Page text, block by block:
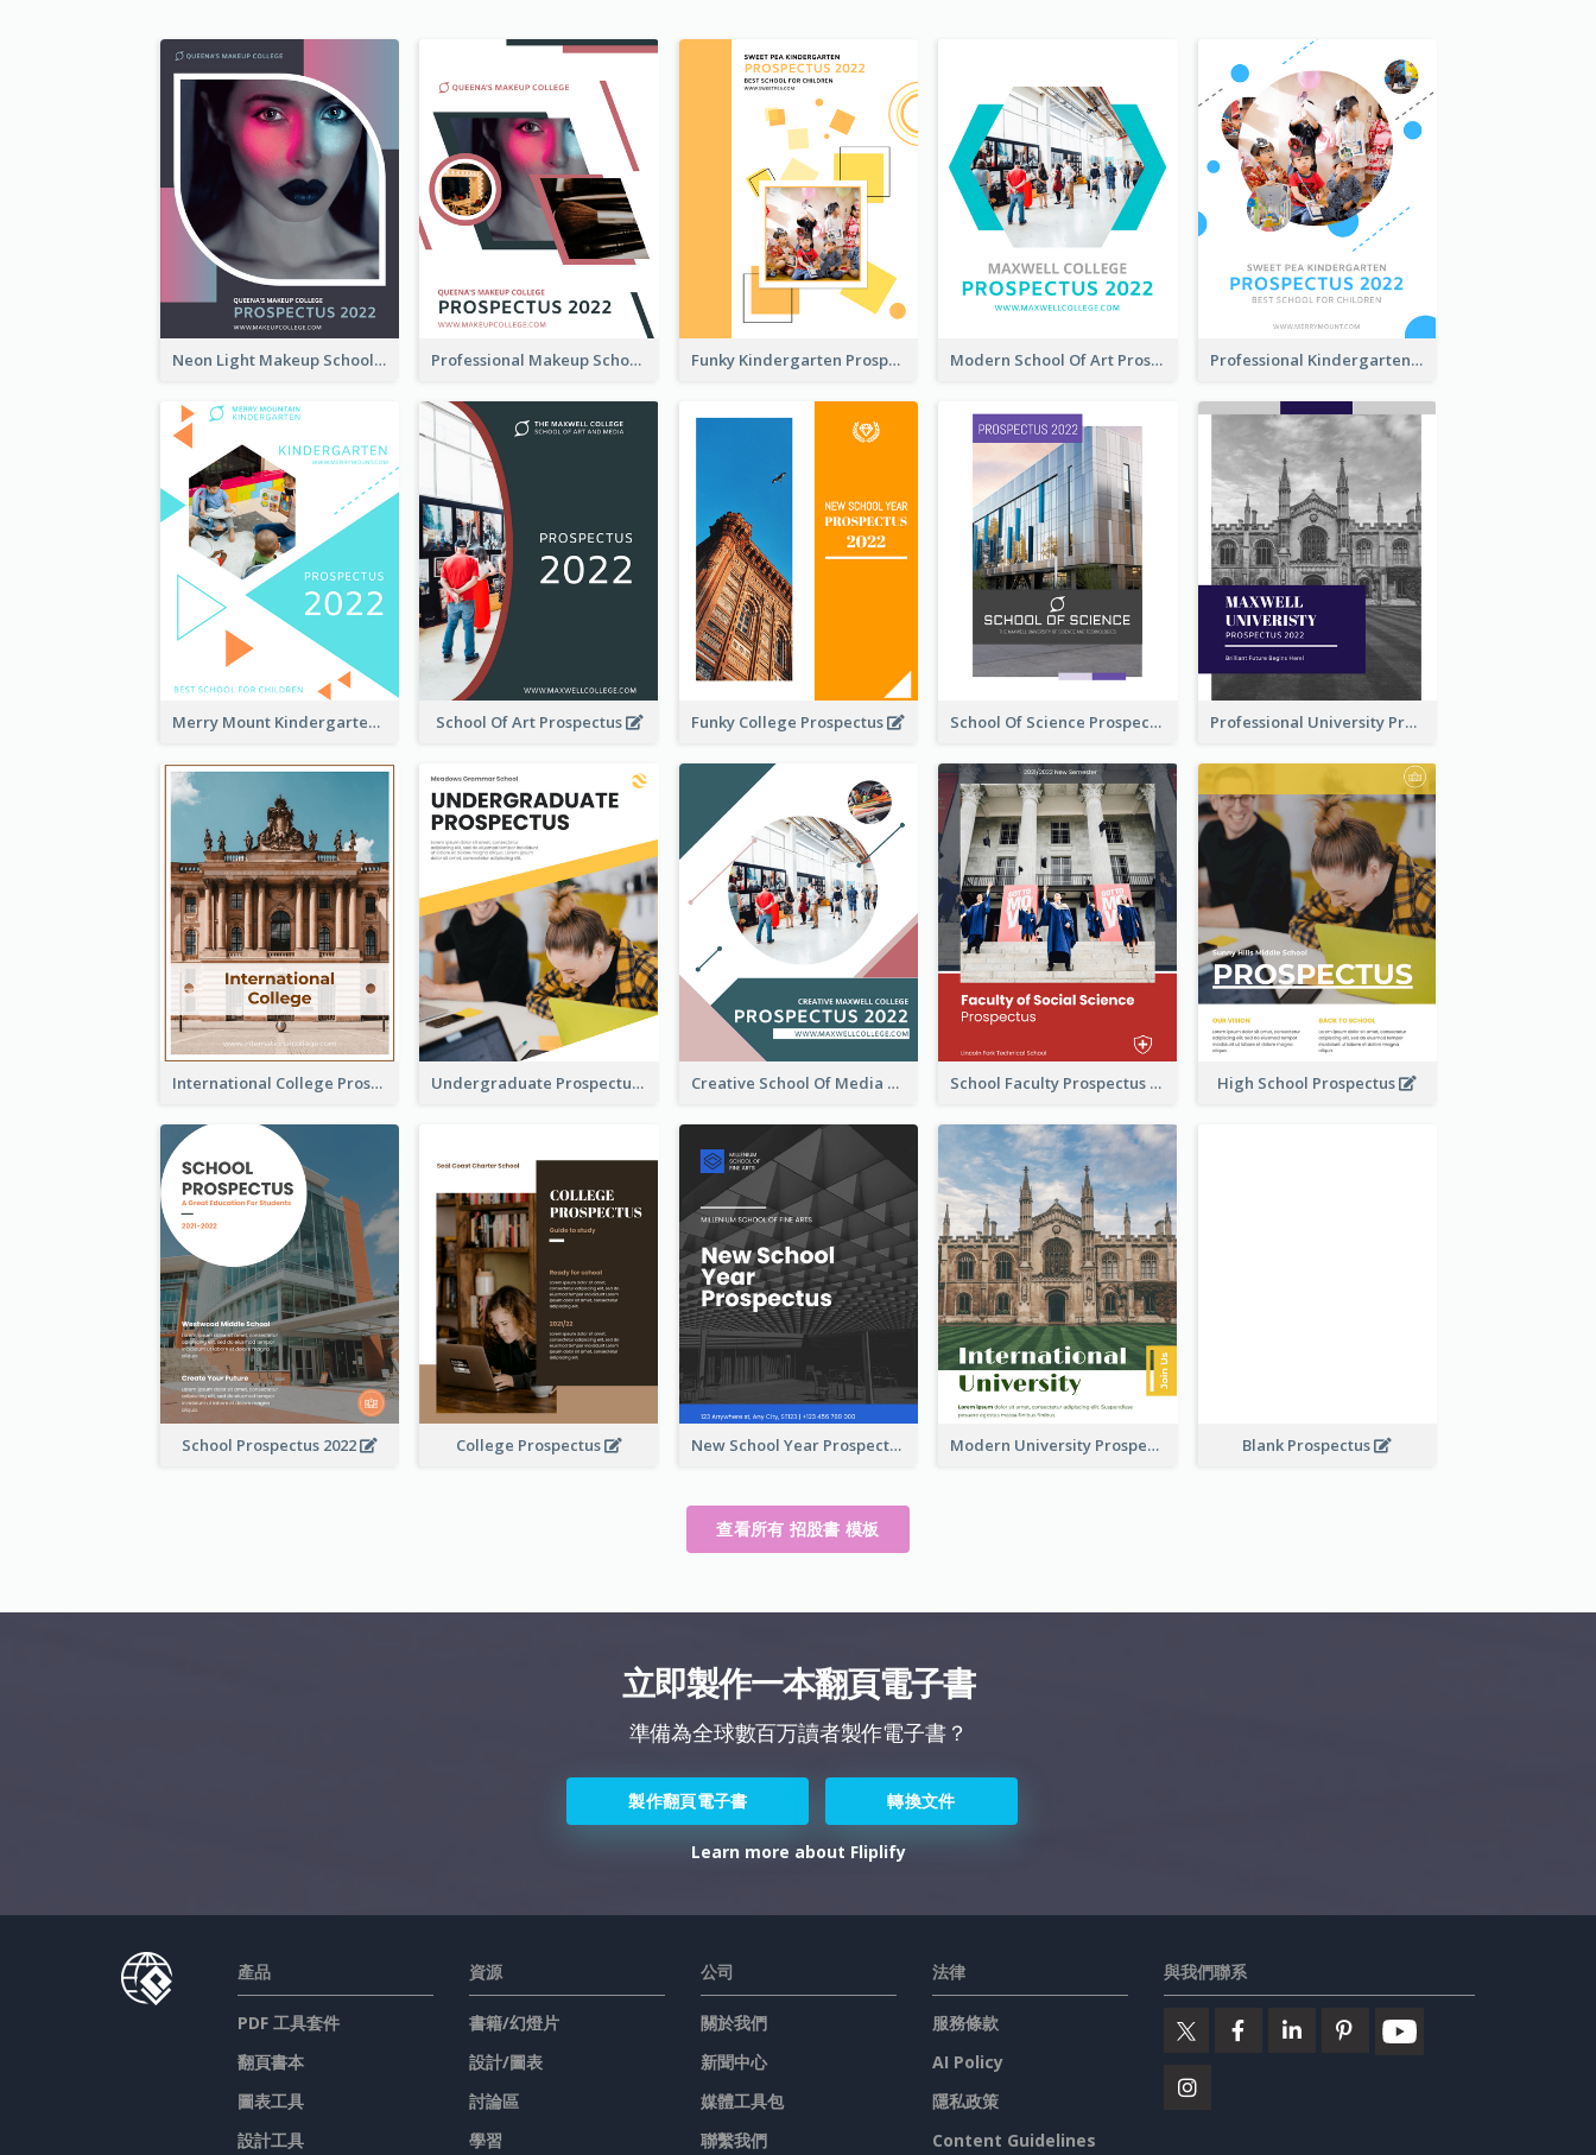
Neon Light Makeup School Prospectus Professional Makeup School Prospectus Funky Kindergarten Prospectus Modern School Of Art Prospectus Professional Kindergarten Prospectus
Merry Mount Kindergarten Prospectus School Of Art Prospectus Funky College Prospectus School Of Science Prospectus Professional University Prospectus
International College Prospectus Undergraduate Prospectus Creative School Of Media Prospectus School Faculty Prospectus High School Prospectus
School Prospectus 2022 College Prospectus New School Year Prospectus Modern University Prospectus Blank Prospectus
查看所有 招股書 模板
立即製作一本翻頁電子書
準備為全球數百万讀者製作電子書？
製作翻頁電子書 轉換文件
Learn more about Fliplify
產品
PDF 工具套件
翻頁書本
圖表工具
設計工具
資源
書籍/幻燈片
設計/圖表
討論區
學習
公司
關於我們
新聞中心
媒體工具包
聯繫我們
法律
服務條款
AI Policy
隱私政策
Content Guidelines
與我們聯系